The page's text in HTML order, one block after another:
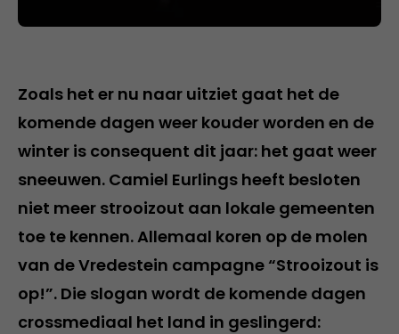
Zoals het er nu naar uitziet gaat het de
komende dagen weer kouder worden en de
winter is consequent dit jaar: het gaat weer
sneeuwen. Camiel Eurlings heeft besloten
niet meer strooizout aan lokale gemeenten
toe te kennen. Allemaal koren op de molen
van de Vredestein campagne “Strooizout is
op!”. Die slogan wordt de komende dagen
crossmediaal het land in geslingerd: